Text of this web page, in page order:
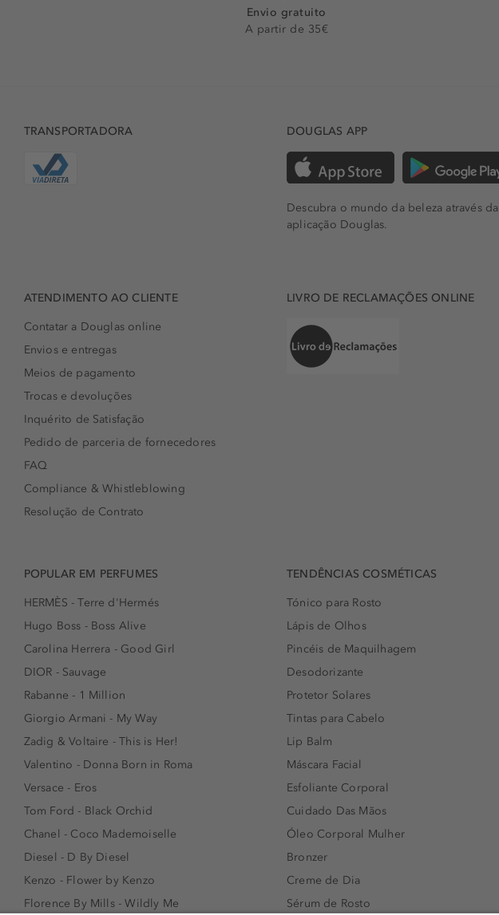
Envio gratuito
A partir de 35€
TRANSPORTADORA DOUGLAS APP
Descubra o mundo da beleza através da
aplicação Douglas.
ATENDIMENTO AO CLIENTE
Contatar a Douglas online
Envios e entregas
Meios de pagamento
Trocas e devoluções
Inquérito de Satisfação
Pedido de parceria de fornecedores
FAQ
Compliance & Whistleblowing
Resolução de Contrato
LIVRO DE RECLAMAÇÕES ONLINE
POPULAR EM PERFUMES
HERMÈS - Terre d'Hermés
Hugo Boss - Boss Alive
Carolina Herrera - Good Girl
DIOR - Sauvage
Rabanne - 1 Million
Giorgio Armani - My Way
Zadig & Voltaire - This is Her!
Valentino - Donna Born in Roma
Versace - Eros
Tom Ford - Black Orchid
Chanel - Coco Mademoiselle
Diesel - D By Diesel
Kenzo - Flower by Kenzo
Florence By Mills - Wildly Me
TENDÊNCIAS COSMÉTICAS
Tónico para Rosto
Lápis de Olhos
Pincéis de Maquilhagem
Desodorizante
Protetor Solares
Tintas para Cabelo
Lip Balm
Máscara Facial
Esfoliante Corporal
Cuidado Das Mãos
Óleo Corporal Mulher
Bronzer
Creme de Dia
Sérum de Rosto